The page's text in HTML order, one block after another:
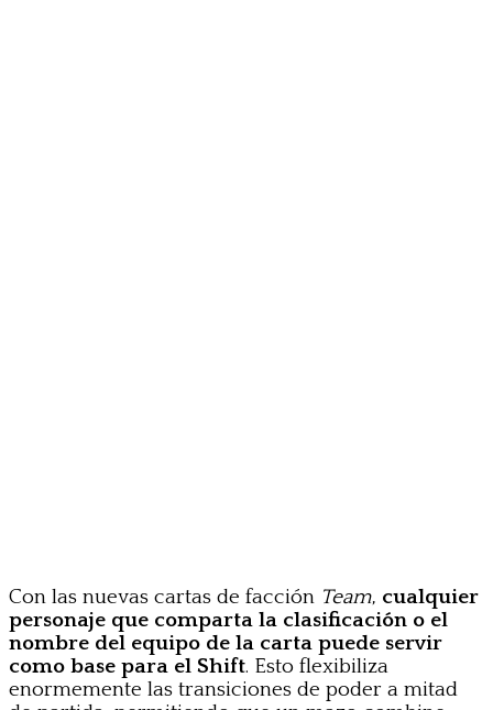
Con las nuevas cartas de facción Team, cualquier
personaje que comparta la clasificación o el
nombre del equipo de la carta puede servir
como base para el Shift. Esto flexibiliza
enormemente las transiciones de poder a mitad